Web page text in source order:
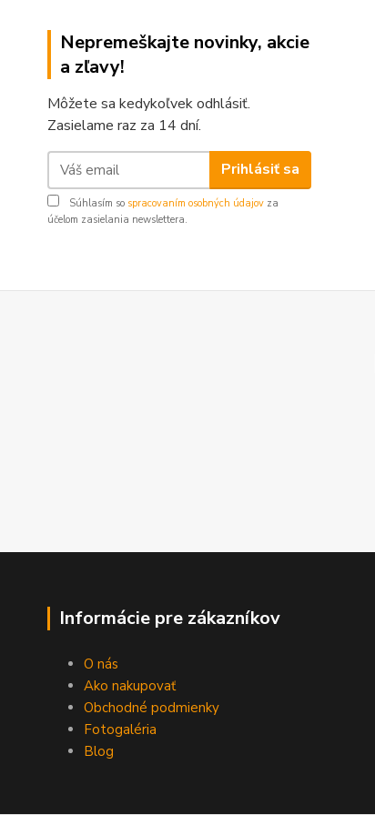
Nepremeškajte novinky, akcie
a zľavy!
Môžete sa kedykoľvek odhlásiť.
Zasielame raz za 14 dní.
Prihlásiť sa
Súhlasím so spracovaním osobných údajov za
účelom zasielania newslettera.
Informácie pre zákazníkov
O nás
Ako nakupovať
Obchodné podmienky
Fotogaléria
Blog